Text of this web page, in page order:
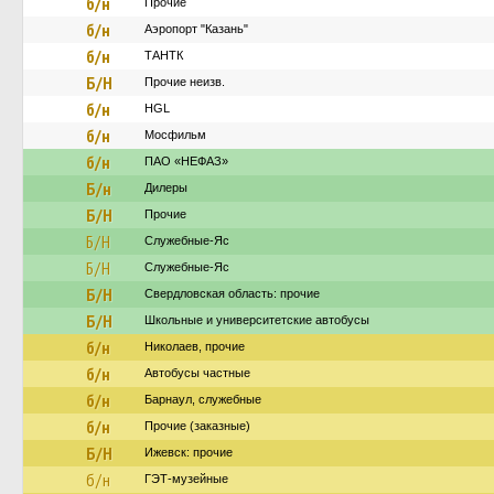
б/н Аэропорт "Казань"
б/н ТАНТК
Б/Н Прочие неизв.
б/н HGL
б/н Мосфильм
б/н ПАО «НЕФАЗ»
Б/н Дилеры
Б/Н Прочие
Б/Н Служебные-Яс
Б/Н Служебные-Яс
Б/Н Свердловская область: прочие
Б/Н Школьные и университетские автобусы
б/н Николаев, прочие
б/н Автобусы частные
б/н Барнаул, служебные
б/н Прочие (заказные)
Б/Н Ижевск: прочие
б/н ГЭТ-музейные